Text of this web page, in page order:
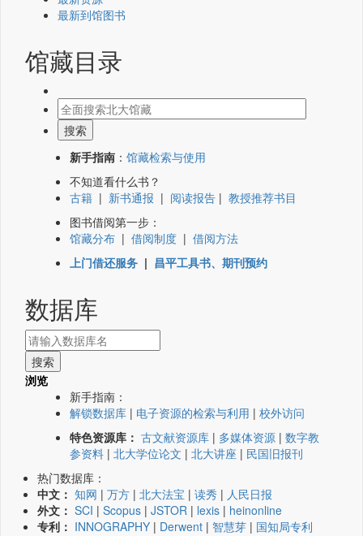
最新到馆图书
馆藏目录
新手指南 ： 馆藏检索与使用
不知道看什么书？
古籍 | 新书通报 | 阅读报告 | 教授推荐书目
图书借阅第一步：
馆藏分布 | 借阅制度 | 借阅方法
上门借还服务 | 昌平工具书、期刊预约
数据库
浏览
新手指南：
解锁数据库 | 电子资源的检索与利用 | 校外访问
特色资源库： 古文献资源库 | 多媒体资源 | 数字教
参资料 | 北大学位论文 | 北大讲座 | 民国旧报刊
热门数据库：
中文： 知网 | 万方 | 北大法宝 | 读秀 | 人民日报
外文： SCI | Scopus | JSTOR | lexis | heinonline
专利： INNOGRAPHY | Derwent | 智慧芽 | 国知局专利